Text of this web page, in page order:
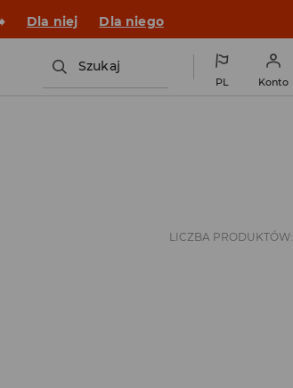
Dla niej Dla niego
Szukaj
PL Konto
LICZBA PRODUKTÓW: